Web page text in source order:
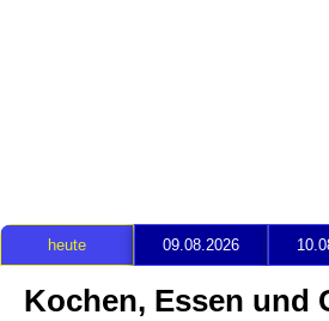
heute 09.08.2026
Kochen, Essen und